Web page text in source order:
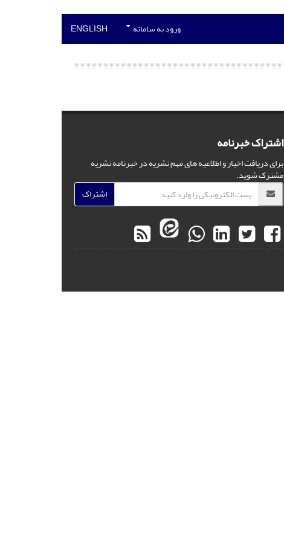
ورود به سامانه ENGLISH
اشتراک خبرنامه
برای دریافت اخبار و اطلاعیه های مهم نشریه در خبرنامه نشریه
مشترک شوید.
اشتراک